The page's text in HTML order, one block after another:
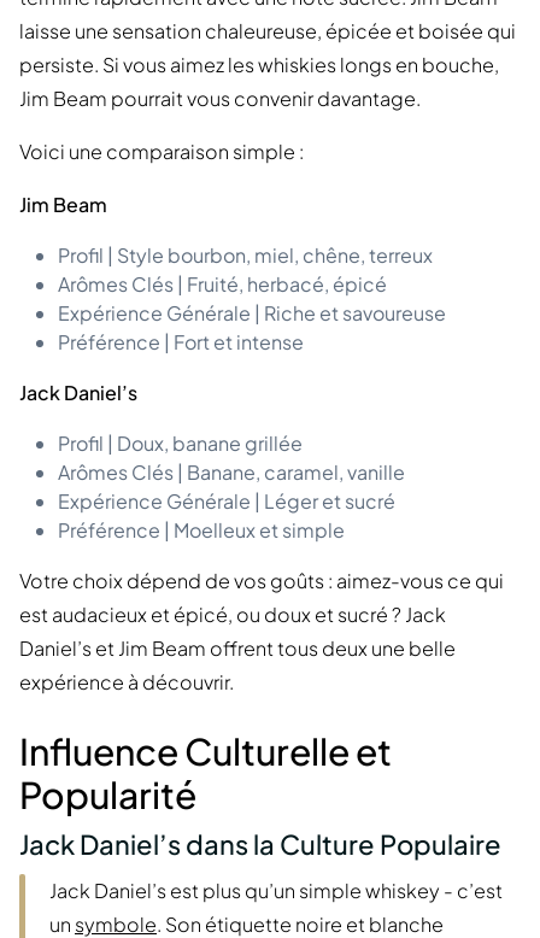
laisse une sensation chaleureuse, épicée et boisée qui
persiste. Si vous aimez les whiskies longs en bouche,
Jim Beam pourrait vous convenir davantage.
Voici une comparaison simple :
Jim Beam
Profil | Style bourbon, miel, chêne, terreux
Arômes Clés | Fruité, herbacé, épicé
Expérience Générale | Riche et savoureuse
Préférence | Fort et intense
Jack Daniel’s
Profil | Doux, banane grillée
Arômes Clés | Banane, caramel, vanille
Expérience Générale | Léger et sucré
Préférence | Moelleux et simple
Votre choix dépend de vos goûts : aimez-vous ce qui
est audacieux et épicé, ou doux et sucré ? Jack
Daniel’s et Jim Beam offrent tous deux une belle
expérience à découvrir.
Influence Culturelle et
Popularité
Jack Daniel’s dans la Culture Populaire
Jack Daniel’s est plus qu’un simple whiskey - c’est
un symbole. Son étiquette noire et blanche